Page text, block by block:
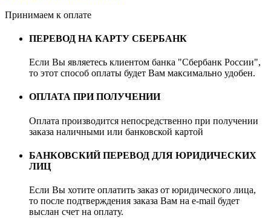
Принимаем к оплате
ПЕРЕВОД НА КАРТУ СБЕРБАНК
Если Вы являетесь клиентом банка "Сбербанк России",
то этот способ оплаты будет Вам максимально удобен.
ОПЛАТА ПРИ ПОЛУЧЕНИИ
Оплата производится непосредственно при получении
заказа наличными или банковской картой
БАНКОВСКИЙ ПЕРЕВОД ДЛЯ ЮРИДИЧЕСКИХ
ЛИЦ
Если Вы хотите оплатить заказ от юридического лица,
то после подтверждения заказа Вам на e-mail будет
выслан счет на оплату.